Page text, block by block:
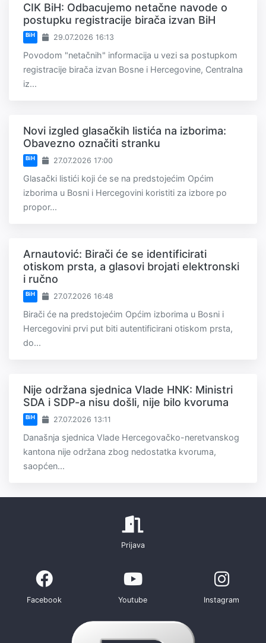
CIK BiH: Odbacujemo netačne navode o
postupku registracije birača izvan BiH
BiH 29.07.2026 16:13
Povodom "netačnih" informacija u vezi sa postupkom
registracije birača izvan Bosne i Hercegovine, Centralna
iz...
Novi izgled glasačkih listića na izborima:
Obavezno označiti stranku
BiH 27.07.2026 17:00
Glasački listići koji će se na predstojećim Općim
izborima u Bosni i Hercegovini koristiti za izbore po
propor...
Arnautović: Birači će se identificirati
otiskom prsta, a glasovi brojati elektronski
i ručno
BiH 27.07.2026 16:48
Birači će na predstojećim Općim izborima u Bosni i
Hercegovini prvi put biti autentificirani otiskom prsta,
do...
Nije održana sjednica Vlade HNK: Ministri
SDA i SDP-a nisu došli, nije bilo kvoruma
BiH 27.07.2026 13:11
Današnja sjednica Vlade Hercegovačko-neretvanskog
kantona nije održana zbog nedostatka kvoruma,
saopćen...
Prijava
Facebook Youtube Instagram